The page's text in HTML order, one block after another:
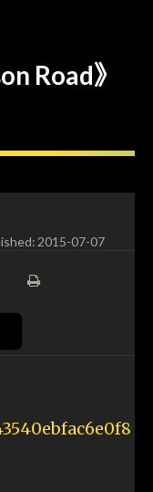
Road》
2015-07-07